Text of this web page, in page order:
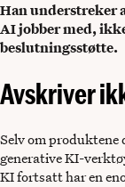
Han understreker
AI jobber med,
beslutningsstøtte.
Avskriver
Selv om produktene
generative KI-
KI fortsatt har en